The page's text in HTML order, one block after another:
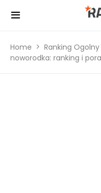
Home Ranking Ogolny
noworodka: ranking i